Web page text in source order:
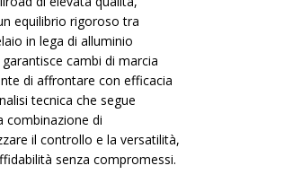
equilibrio rigoroso tra
in lega di alluminio
cambi di marcia
di affrontare con efficacia
tecnica che segue
combinazione di
il controllo e la versatilità,
senza compromessi.